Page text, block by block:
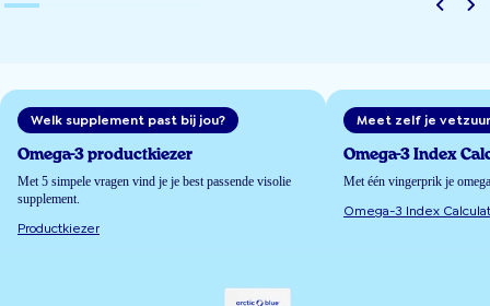
Welk supplement past bij jou?
Omega-3 productkiezer
Met 5 simpele vragen vind je je best passende visolie
supplement.
Productkiezer
Meet zelf je
Omega-3 Index
Met één vingerprik je
Omega-3 Index